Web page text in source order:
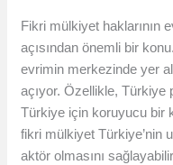
Fikri mülkiyet haklarının
açısından önemli bir
evrimin merkezinde yer
açıyor. Özellikle, Türkiye
Türkiye için koruyucu bir
fikri mülkiyet Türkiye’nin
aktör olmasını